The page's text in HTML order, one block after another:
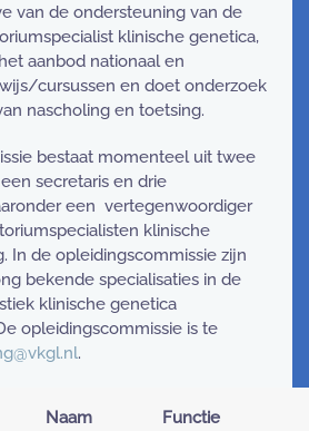
van de ondersteuning van de
klinische genetica,
aanbod nationaal en
cursussen en doet onderzoek
nascholing en toetsing.
bestaat momenteel uit twee
secretaris en drie
een vertegenwoordiger
klinische
In de opleidingscommissie zijn
bekende specialisaties in de
klinische genetica
opleidingscommissie is te
.
Naam Functie